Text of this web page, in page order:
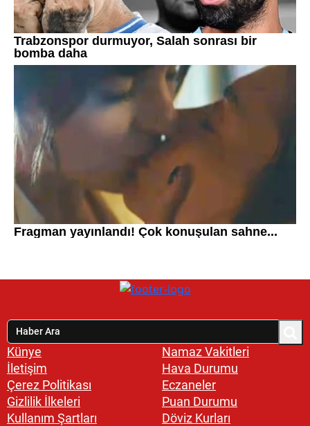
Künye
İletişim
Çerez Politikası
Gizlilik İlkeleri
Kullanım Şartları
Namaz Vakitleri
Hava Durumu
Eczaneler
Puan Durumu
Döviz Kurları